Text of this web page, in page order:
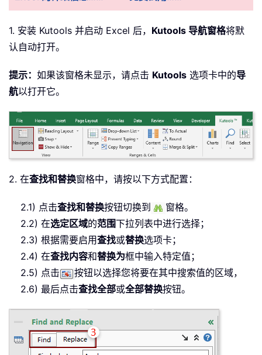
1. 安装 Kutools 并启动 Excel 后， Kutools 导航窗格将默
认自动打开。
提示： 如果该窗格未显示，请点击 Kutools 选项卡中的导
航以打开它。
2. 在查找和替换窗格中，请按以下方式配置：
2.1) 点击查找和替换按钮切换到
窗格。
2.2) 在选定区域的范围下拉列表中进行选择；
2.3) 根据需要启用查找或替换选项卡；
2.4) 在查找内容和替换为框中输入特定值；
2.5) 点击
按钮以选择您将要在其中搜索值的区域，
2.6) 最后点击查找全部或全部替换按钮。